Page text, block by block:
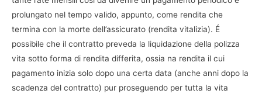
prolungato nel tempo valido, appunto, come rendita che
termina con la morte dell’assicurato (rendita vitalizia). É
possibile che il contratto preveda la liquidazione della polizza
vita sotto forma di rendita differita, ossia na rendita il cui
pagamento inizia solo dopo una certa data (anche anni dopo la
scadenza del contratto) pur proseguendo per tutta la vita